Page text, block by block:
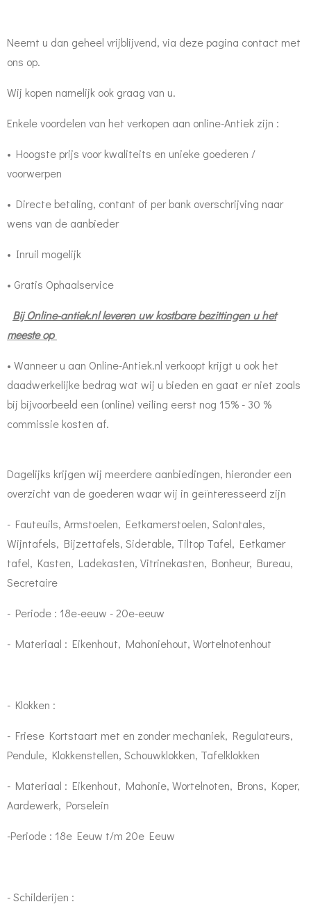
Neemt u dan geheel vrijblijvend, via deze pagina contact met
ons op.
Wij kopen namelijk ook graag van u.
Enkele voordelen van het verkopen aan online-Antiek zijn :
• Hoogste prijs voor kwaliteits en unieke goederen /
voorwerpen
• Directe betaling, contant of per bank overschrijving naar
wens van de aanbieder
• Inruil mogelijk
• Gratis Ophaalservice
Bij Online-antiek.nl leveren uw kostbare bezittingen u het
meeste op
• Wanneer u aan Online-Antiek.nl verkoopt krijgt u ook het
daadwerkelijke bedrag wat wij u bieden en gaat er niet zoals
bij bijvoorbeeld een (online) veiling eerst nog 15% - 30 %
commissie kosten af.
Dagelijks krijgen wij meerdere aanbiedingen, hieronder een
overzicht van de goederen waar wij in geïnteresseerd zijn
- Fauteuils, Armstoelen, Eetkamerstoelen, Salontales,
Wijntafels, Bijzettafels, Sidetable, Tiltop Tafel, Eetkamer
tafel, Kasten, Ladekasten, Vitrinekasten, Bonheur, Bureau,
Secretaire
- Periode : 18e-eeuw - 20e-eeuw
- Materiaal : Eikenhout, Mahoniehout, Wortelnotenhout
- Klokken :
- Friese Kortstaart met en zonder mechaniek, Regulateurs,
Pendule, Klokkenstellen, Schouwklokken, Tafelklokken
- Materiaal : Eikenhout, Mahonie, Wortelnoten, Brons, Koper,
Aardewerk, Porselein
-Periode : 18e Eeuw t/m 20e Eeuw
- Schilderijen :